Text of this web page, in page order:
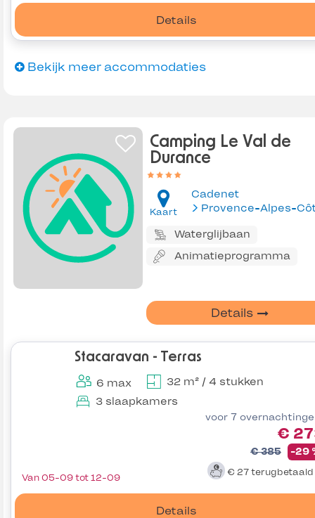
Details
Bekijk meer accommodaties
Camping Le Val de
Durance
Kaart
Cadenet
Waterglijbaan
Animatieprogramma
Details
Stacaravan - Terras
6 max
32 m² / 4 stukken
3 slaapkamers
voor 7
€
€ 385 -29
€ 27 terugbetaald
Details
Van 05-09 tot 12-09